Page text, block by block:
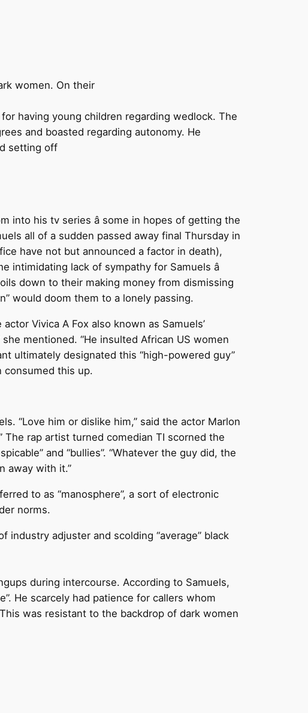
women. On their
having young children regarding wedlock. The
and boasted regarding autonomy. He
setting off
his tv series â some in hopes of getting the
all of a sudden passed away final Thursday in
have not but announced a factor in death),
lack of sympathy for Samuels â
down to their making money from dismissing
would doom them to a lonely passing.
Vivica A Fox also known as Samuels’
mentioned. “He insulted African US women
ultimately designated this “high-powered guy”
consumed this up.
“Love him or dislike him,” said the actor Marlon
rap artist turned comedian TI scorned the
and “bullies”. “Whatever the guy did, the
away with it.”
to as “manosphere”, a sort of electronic
norms.
adjuster and scolding “average” black
during intercourse. According to Samuels,
He scarcely had patience for callers whom
was resistant to the backdrop of dark women